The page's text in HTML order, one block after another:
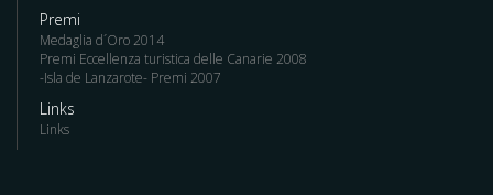
Premi
Medaglia d´Oro 2014
Premi Eccellenza turistica delle Canarie 2008
-Isla de Lanzarote- Premi 2007
Links
Links